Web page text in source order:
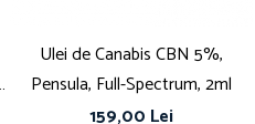
Ulei de Canabis CBN 5%,
Pensula, Full-Spectrum, 2ml
159,00 Lei